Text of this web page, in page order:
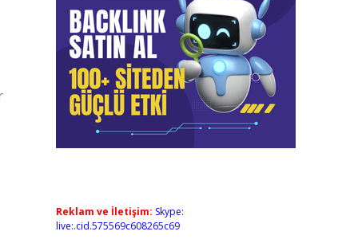
Reklam ve İletişim: Skype:
live:.cid.575569c608265c69